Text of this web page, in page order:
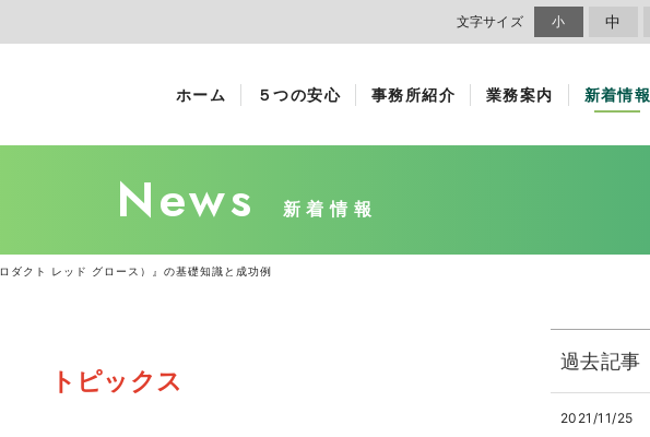
文字サイズ 小 中
ホーム ５つの安心 事務所紹介 業務案内 新着情報
News 新着情報
ロダクト レッド グロース）』の基礎知識と成功例
トピックス
過去記事
2021/11/25